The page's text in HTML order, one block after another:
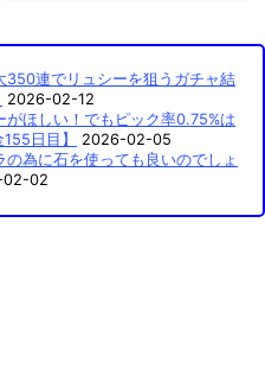
350連でリュシーを狙うガチャ結
2026-02-12
がほしい！でもピック率0.75%は
日目】
2026-02-05
の為に石を使っても良いのでしょ
02-02